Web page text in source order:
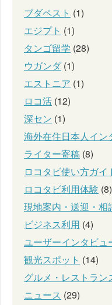
ブダペスト (1)
エジプト (1)
タンゴ留学 (28)
ウガンダ(1)
エストニア (1)
ロコ活 (12)
深セン (1)
海外在住日本人イン
ライター寄稿 (8)
ロコタビ使い方ガイ
ロコタビ利用体験 (8)
現地案内・送迎・相
ビジネス利用 (4)
ユーザーインタビュ
観光スポット (14)
グルメ・レストラン
ニュース (29)